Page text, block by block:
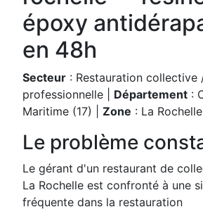
époxy
en 48h
Secteur : Restauration collective
professionnelle | Département :
Maritime (17) | Zone : La Rochelle
Le problème
Le gérant d'un restaurant de
La Rochelle est confronté à une
fréquente dans la restauration